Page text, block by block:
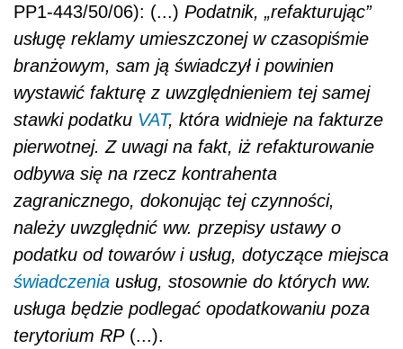
PP1-443/50/06): (...) Podatnik, „refakturując”
usługę reklamy umieszczonej w czasopiśmie
branżowym, sam ją świadczył i powinien
wystawić fakturę z uwzględnieniem tej samej
stawki podatku VAT, która widnieje na fakturze
pierwotnej. Z uwagi na fakt, iż refakturowanie
odbywa się na rzecz kontrahenta
zagranicznego, dokonując tej czynności,
należy uwzględnić ww. przepisy ustawy o
podatku od towarów i usług, dotyczące miejsca
świadczenia usług, stosownie do których ww.
usługa będzie podlegać opodatkowaniu poza
terytorium RP(...).